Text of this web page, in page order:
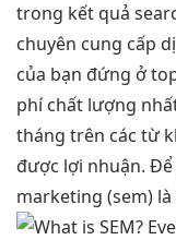
trong kết quả
chuyên cung cấp
của bạn đứng ở
phí chất lượng
tháng trên các từ
được lợi nhuận.
marketing (sem) là